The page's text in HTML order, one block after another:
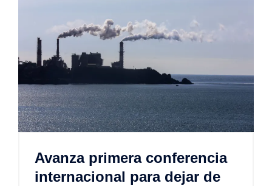
Avanza primera conferencia
internacional para dejar de